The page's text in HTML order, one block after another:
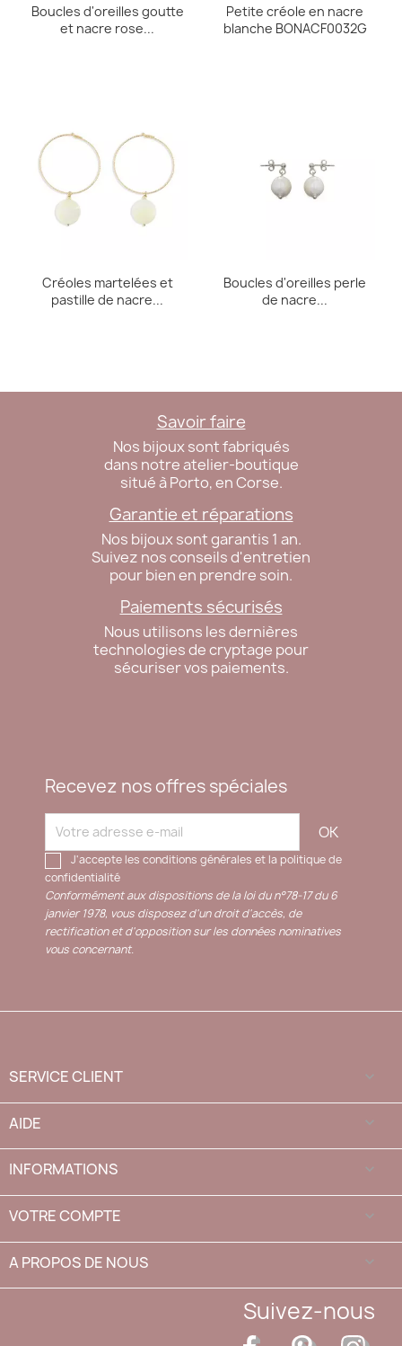
Boucles d'oreilles goutte
et nacre rose...
Petite créole en nacre
blanche BONACF0032G
Créoles martelées et
pastille de nacre...
Boucles d'oreilles perle
de nacre...
Savoir faire
Nos bijoux sont fabriqués
dans notre atelier-boutique
situé à Porto, en Corse.
Garantie et réparations
Nos bijoux sont garantis 1 an.
Suivez nos conseils d'entretien
pour bien en prendre soin.
Paiements sécurisés
Nous utilisons les dernières
technologies de cryptage pour
sécuriser vos paiements.
Recevez nos offres spéciales
J'accepte les conditions générales et la politique de
confidentialité
Conformément aux dispositions de la loi du n°78-17 du 6
janvier 1978, vous disposez d'un droit d'accès, de
rectification et d'opposition sur les données nominatives
vous concernant.
SERVICE CLIENT
AIDE
INFORMATIONS
VOTRE COMPTE
A PROPOS DE NOUS
Suivez-nous